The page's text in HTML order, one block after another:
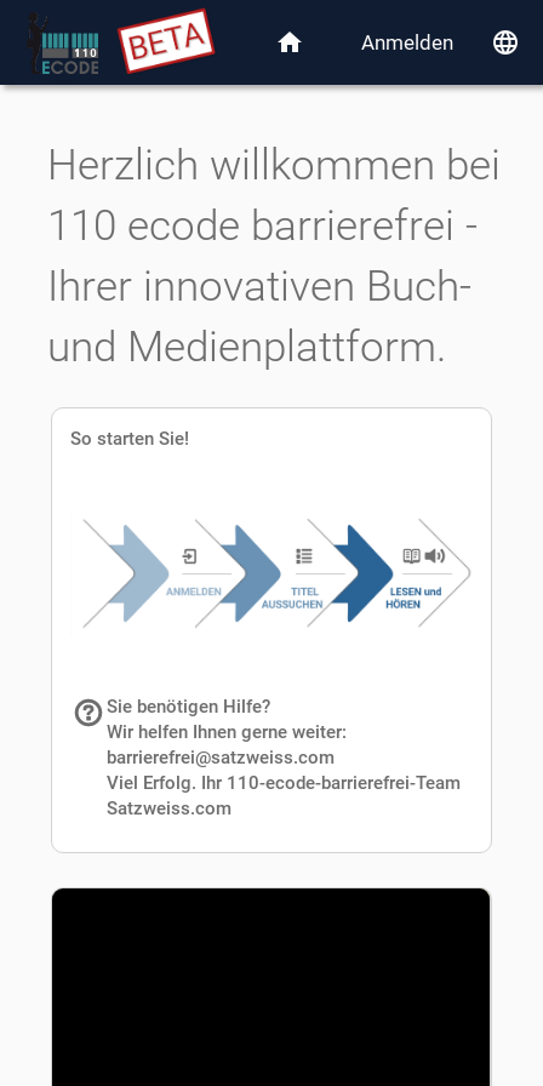
home Anmelden language
Herzlich willkommen bei
110 ecode barrierefrei -
Ihrer innovativen Buch-
und Medienplattform.
So starten Sie!
Sie benötigen Hilfe?
Wir helfen Ihnen gerne weiter:
barrierefrei@satzweiss.com
Viel Erfolg. Ihr 110-ecode-barrierefrei-Team
Satzweiss.com